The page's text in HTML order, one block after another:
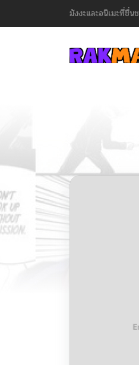
มังงะและอนิเมะที่ชื่น